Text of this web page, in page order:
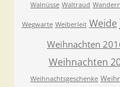
Walnüsse Waltraud Wandern
Wegwarte Weiberleit Weide
Weihnachten
Weihnachten
Weihnachtsgeschenke